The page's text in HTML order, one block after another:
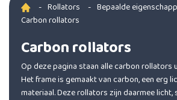
- Rollators - Bepaalde
Carbon rollators
Carbon rollators
Op deze pagina staan alle carbon rollators
Het frame is gemaakt van carbon, een erg licht en sterk
materiaal. Deze rollators zijn daarmee licht,